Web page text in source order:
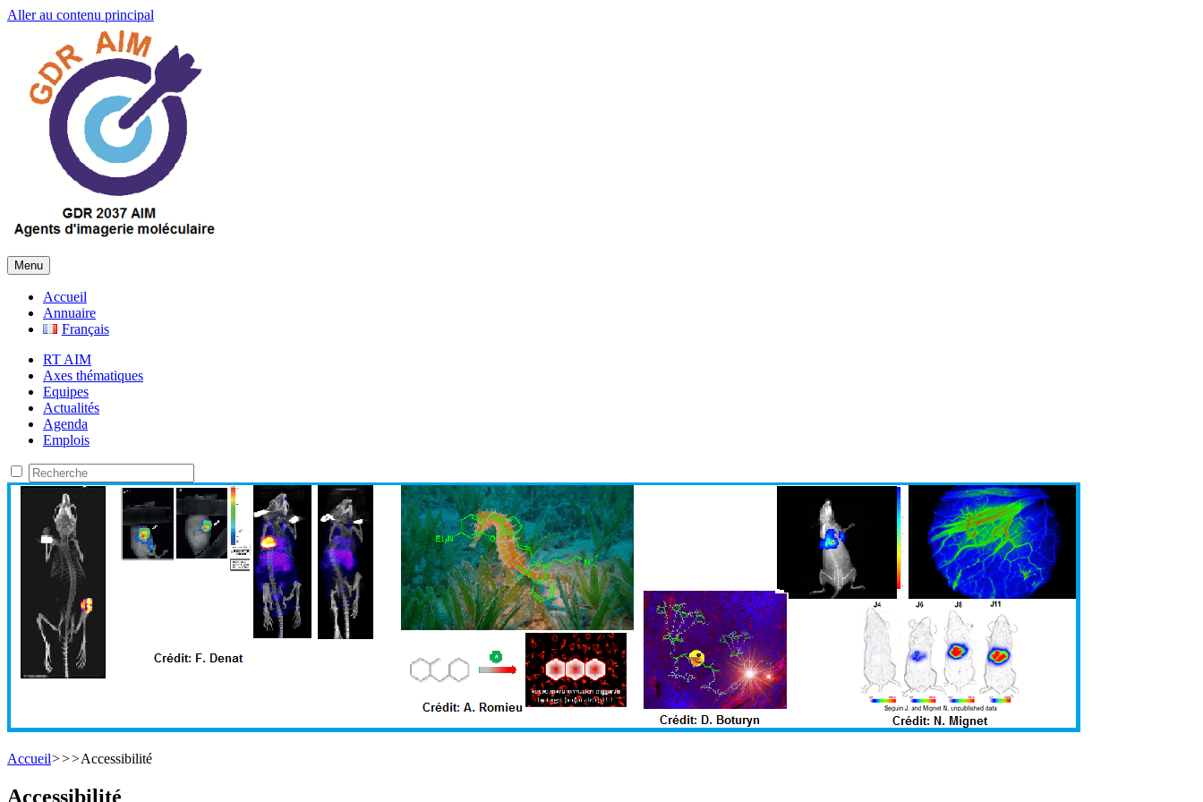
Aller au contenu principal
Menu
Accueil
Annuaire
Français
RT AIM
Axes thématiques
Equipes
Actualités
Agenda
Emplois
Accueil>>>Accessibilité
Accessibilité